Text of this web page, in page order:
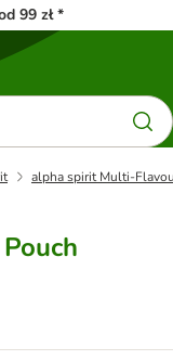
99 zł *
alpha spirit Multi-